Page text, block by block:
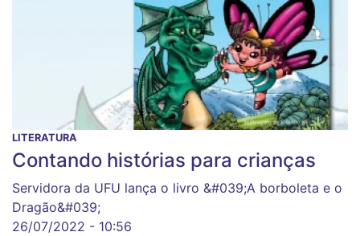
LITERATURA
Contando histórias para crianças
Servidora da UFU lança o livro &#039;A borboleta e o
Dragão&#039;
26/07/2022 - 10:56